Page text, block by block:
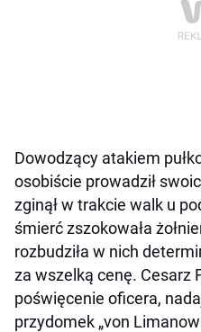
Dowodzący atakiem
osobiście prowadził
zginął w trakcie walk u
śmierć zszokowała
rozbudziła w nich
za wszelką cenę. Cesarz
poświęcenie oficera,
przydomek „von